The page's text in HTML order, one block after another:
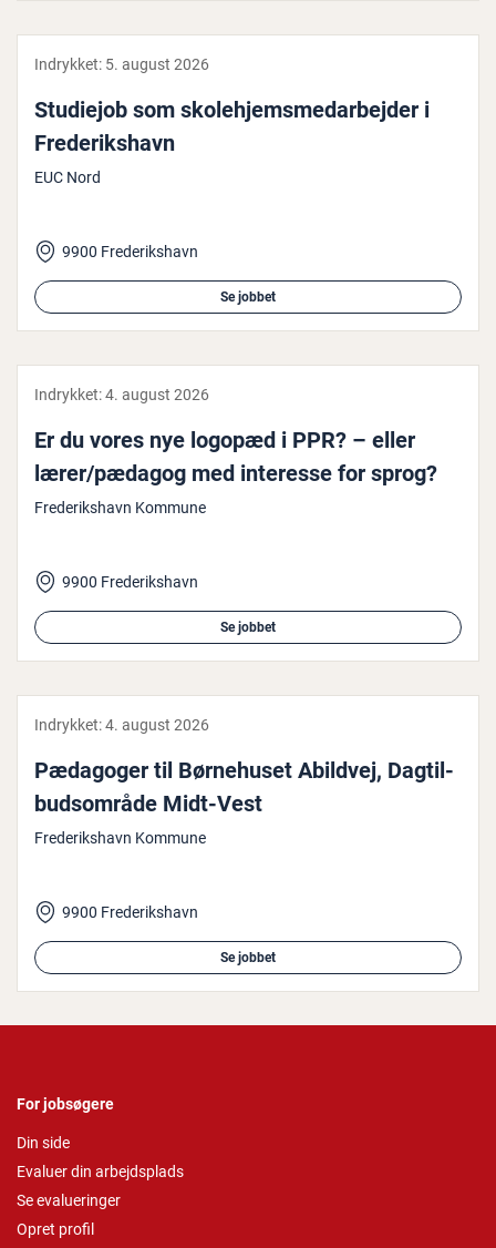
Indrykket: 5. august 2026
Studiejob som sko­le­hjem­s­me­d­ar­bej­der i
Fre­de­riks­havn
EUC Nord
9900 Frederikshavn
Se jobbet
Indrykket:4. august 2026
Er du vores nye logopæd i PPR? – eller
lærer/pædagog med interesse for sprog?
Frederikshavn Kommune
9900 Frederikshavn
Se jobbet
Indrykket:4. august 2026
Pædagoger til Bør­ne­hu­set Abildvej, Dag­til­
bud­s­om­rå­de Midt-Vest
Frederikshavn Kommune
9900 Frederikshavn
Se jobbet
For jobsøgere
Din side
Evaluer din arbejdsplads
Se evalueringer
Opret profil